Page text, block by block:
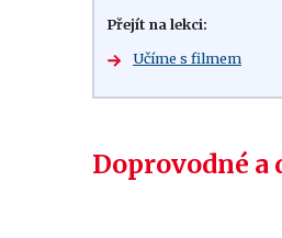
Přejít na lekci:
Učíme s filmem
Doprovodné